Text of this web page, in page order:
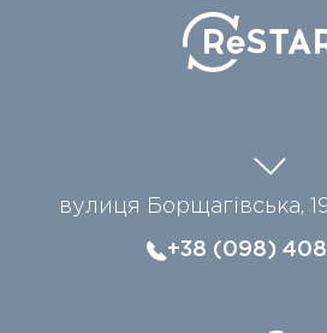
вулиця Борщагівська,
+38 (098)